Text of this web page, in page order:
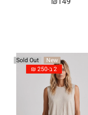
New
Sold Out
2 ב-250 ₪